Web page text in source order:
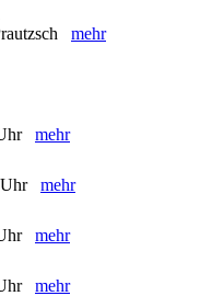
mehr
mehr
Uhr mehr
mehr
mehr